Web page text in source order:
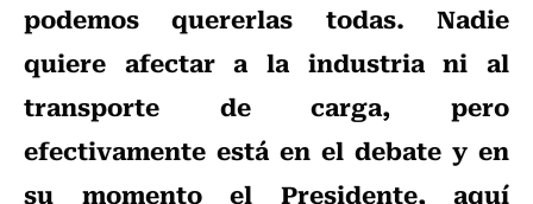
podemos quererlas todas. Nadie
quiere afectar a la industria ni al
transporte de carga, pero
efectivamente está en el debate y en
su momento el Presidente, aquí